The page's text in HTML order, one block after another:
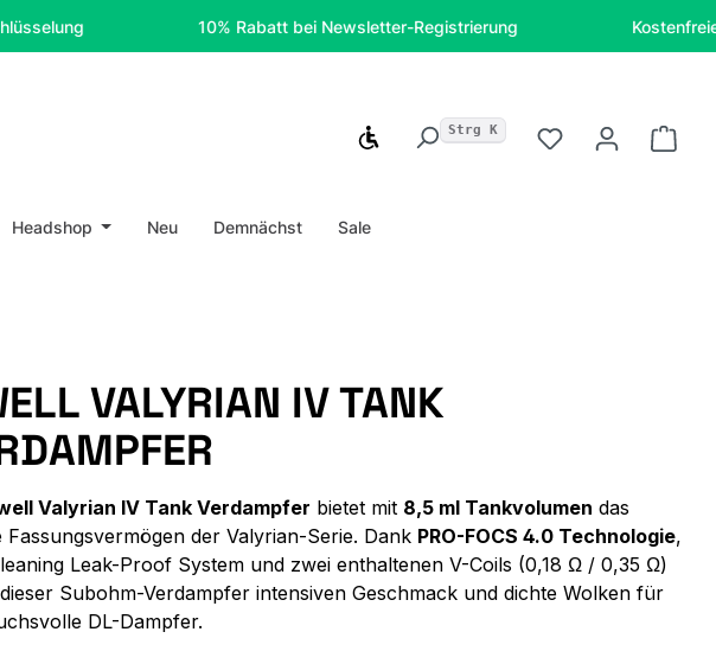
10% Rabatt bei Newsletter-Registrierung Kostenfreie
Werkzeugleiste anzeigen
Strg K Du hast 0
Headshop Neu Demnächst Sale
VALYRIAN IV TANK
Valyrian IV Tank Verdampfer bietet mit 8,5 ml Tankvolumen das
Fassungsvermögen der Valyrian-Serie. Dank PRO-FOCS 4.0 Technologie,
Leak-Proof System und zwei enthaltenen V-Coils (0,18 Ω / 0,35 Ω)
Subohm-Verdampfer intensiven Geschmack und dichte Wolken für
DL-Dampfer.